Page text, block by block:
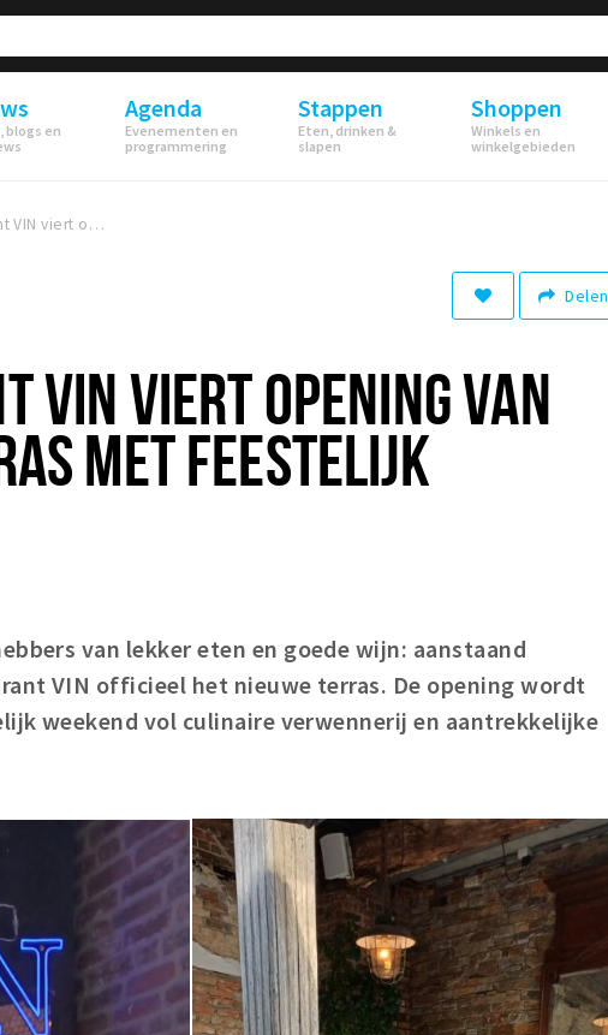
blogs en
Agenda
Evenementen en
programmering
Stappen
Eten, drinken &
slapen
Shoppen
Winkels en
winkelgebieden
Restaurant VIN viert opening van nieuw terras met feestelijk weekend
Delen
VIN VIERT OPENING VAN
MET FEESTELIJK
van lekker eten en goede wijn: aanstaand
VIN officieel het nieuwe terras. De opening wordt
weekend vol culinaire verwennerij en aantrekkelijke